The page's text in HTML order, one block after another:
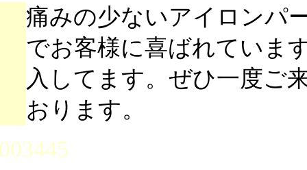
痛みの少ないアイロンパ
でお客様に喜ばれていま
入してます。ぜひ一度ご
おります。